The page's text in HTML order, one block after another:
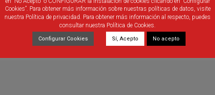
Cookies”. Para obtener más información sobre nuestras políticas de datos, visite
nuestra Política de privacidad. Para obtener más información al respecto, puedes
consultar nuestra Política de Cookies.
Configurar Cookies Sí, Acepto No acepto